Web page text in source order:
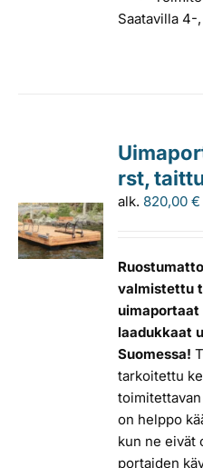
Saatavilla 4-
rst,
alk. 820,00€
valmistettu
laadukkaat
Suomessa!
tarkoitettu
on helppo
kun ne eivät
portaiden